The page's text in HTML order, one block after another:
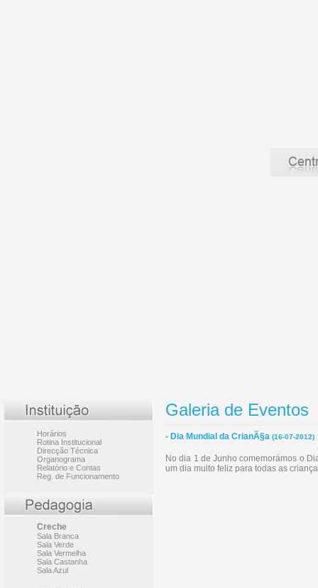
Horários
Rotina Institucional
Direcção Técnica
Organograma
Relatório e Contas
Reg. de Funcionamento
Creche
Sala Branca
Sala Verde
Sala Vermelha
Sala Castanha
Sala Azul
Galeria de Eventos
- Dia Mundial da CrianÃ§a (16-07-2012)
No dia 1 de Junho comemorámos o
um dia muito feliz para todas as